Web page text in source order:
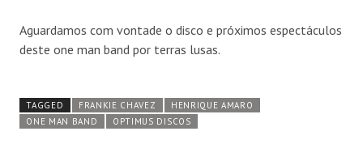
Aguardamos com vontade o disco e próximos espectáculos
deste one man band por terras lusas.
TAGGED FRANKIE CHAVEZ
HENRIQUE AMARO
ONE MAN BAND
OPTIMUS DISCOS